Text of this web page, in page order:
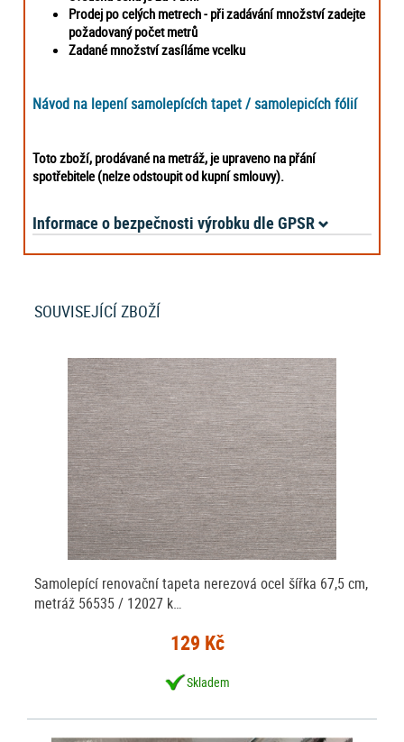
Prodej po celých metrech - při zadávání množství zadejte
požadovaný počet metrů
Zadané množství zasíláme vcelku
Návod na lepení samolepících tapet / samolepicích fólií
Toto zboží, prodávané na metráž, je upraveno na přání
spotřebitele (nelze odstoupit od kupní smlouvy).
Informace o bezpečnosti výrobku dle GPSR
SOUVISEJÍCÍ ZBOŽÍ
Samolepící renovační tapeta nerezová ocel šířka 67,5 cm,
metráž 56535 / 12027 k…
129 Kč
Skladem